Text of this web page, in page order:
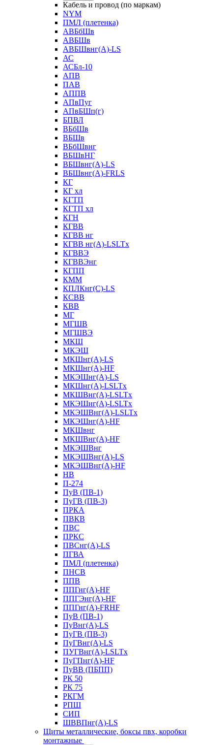
Кабель и провод (по маркам)
NYM
ПМЛ (плетенка)
АВБбШв
АВБШв
АВБШвнг(А)-LS
АС
АСБл-10
АПВ
ПАВ
АППВ
АПвПуг
АПвБШп(г)
БПВЛ
ВБбШв
ВБШв
ВБбШвнг
ВБШвНГ
ВБШвнг(А)-LS
ВБШвнг(А)-FRLS
КГ
КГ хл
КГТП
КГТП хл
КГН
КГВВ
КГВВ нг
КГВВ нг(А)-LSLTx
КГВВЭ
КГВВЭнг
КГПП
КММ
КПЛКнг(C)-LS
КСВВ
КВВ
МГ
МГШВ
МГШВЭ
МКШ
МКЭШ
МКШнг(А)-LS
МКШнг(А)-HF
МКЭШнг(А)-LS
МКШнг(А)-LSLTx
МКШВнг(A)-LSLTx
МКЭШнг(А)-LSLTx
МКЭШВнг(A)-LSLTx
МКЭШнг(А)-HF
МКШвнг
МКШВнг(А)-HF
МКЭШВнг
МКЭШВнг(А)-LS
МКЭШВнг(А)-HF
НВ
П-274
ПуВ (ПВ-1)
ПуГВ (ПВ-3)
ПРКА
ПВКВ
ПВС
ПРКС
ПВСнг(А)-LS
ПГВА
ПМЛ (плетенка)
ПНСВ
ППВ
ППГнг(А)-HF
ППГЭнг(А)-HF
ППГнг(А)-FRHF
ПуВ (ПВ-1)
ПуВнг(А)-LS
ПуГВ (ПВ-3)
ПуГВнг(А)-LS
ПУГВнг(А)-LSLTx
ПуГПнг(А)-HF
ПуВВ (ПБПП)
РК 50
РК 75
РКГМ
РПШ
СИП
ШВВПнг(А)-LS
Щиты металлические, боксы пвх, коробки
монтажные